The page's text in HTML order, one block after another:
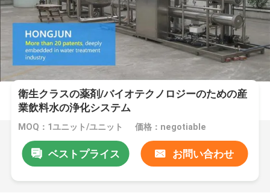
衛生クラスの薬剤/バイオテクノロジーのための産
業飲料水の浄化システム
MOQ：1ユニット/ユニット 価格：negotiable
ベストプライス お問い合わせ